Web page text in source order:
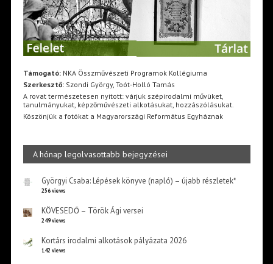
Támogató:NKA Összművészeti Programok Kollégiuma
Szerkesztő:Szondi György, Toót-Holló Tamás
A rovat természetesen nyitott: várjuk szépirodalmi művüket,
tanulmányukat, képzőművészeti alkotásukat, hozzászólásukat.
Köszönjük a fotókat a Magyarországi Református Egyháznak
A hónap legolvasottabb bejegyzései
Györgyi Csaba: Lépések könyve (napló) – újabb részletek*
256 views
KÖVESEDŐ – Török Ági versei
249 views
Kortárs irodalmi alkotások pályázata 2026
142 views